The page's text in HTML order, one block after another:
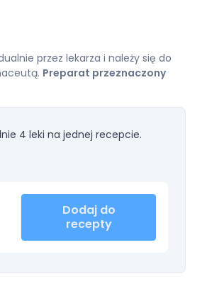
przez lekarza i należy się do
Preparat przeznaczony
4 leki na jednej recepcie.
Dodaj do
recepty